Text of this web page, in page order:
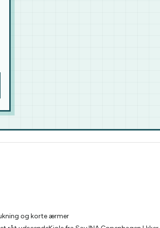
og korte ærmer